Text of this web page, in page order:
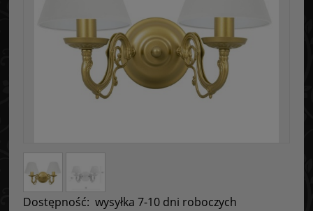
Dostępność: wysyłka 7-10 dni roboczych